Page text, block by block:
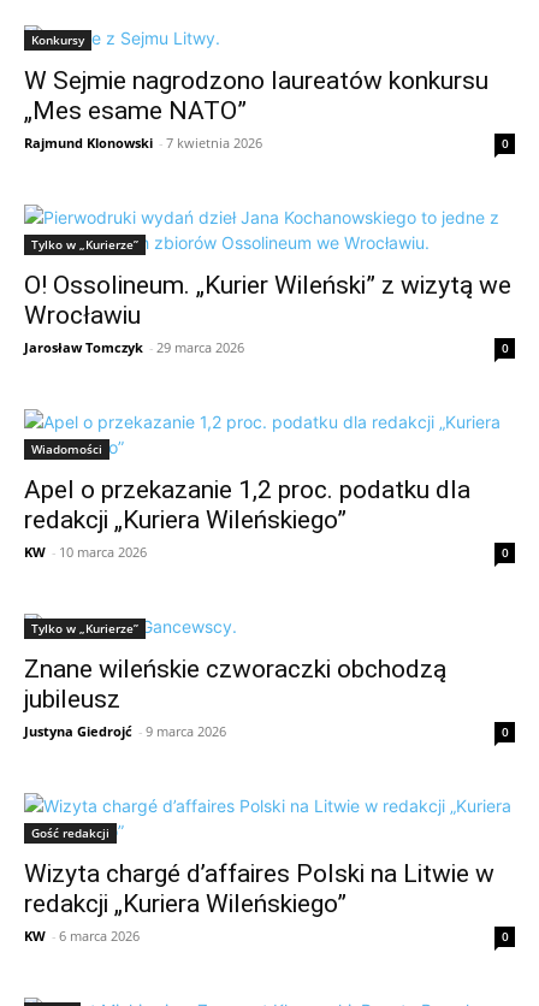
Konkursy
W Sejmie nagrodzono laureatów konkursu
„Mes esame NATO”
Rajmund Klonowski - 7 kwietnia 2026 0
Tylko w „Kurierze”
O! Ossolineum. „Kurier Wileński” z wizytą we
Wrocławiu
Jarosław Tomczyk - 29 marca 2026 0
Wiadomości
Apel o przekazanie 1,2 proc. podatku dla
redakcji „Kuriera Wileńskiego”
KW - 10 marca 2026 0
Tylko w „Kurierze”
Znane wileńskie czworaczki obchodzą
jubileusz
Justyna Giedrojć - 9 marca 2026 0
Gość redakcji
Wizyta chargé d’affaires Polski na Litwie w
redakcji „Kuriera Wileńskiego”
KW - 6 marca 2026 0